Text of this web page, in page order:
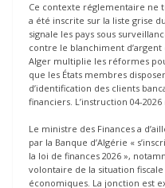
Ce contexte réglementaire ne
a été inscrite sur la liste grise
signale les pays sous
contre le blanchiment
Alger multiplie les réformes
que les États membres
d’identification des clients
financiers. L’instruction 04-
Le ministre des Finances a
par la Banque d’Algérie «
la loi de finances 2026 »,
volontaire de la situation
économiques. La jonction est